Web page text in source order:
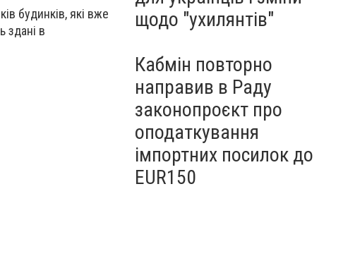
будинків, які вже
здані в
щодо "ухилянтів"
Кабмін повторно
направив в Раду
законопроєкт про
оподаткування
імпортних посилок до
EUR150